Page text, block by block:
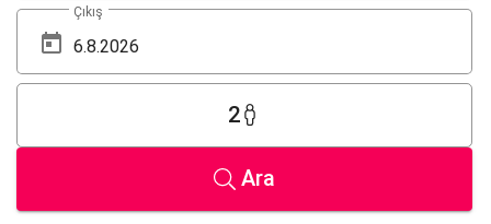
Çıkış
2
Ara